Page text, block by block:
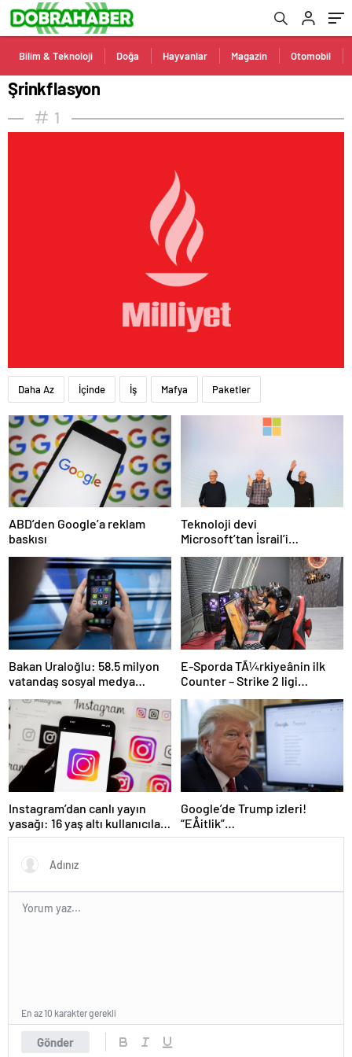
Bilim & Teknoloji Doğa Hayvanlar Magazin Otomobil
Şrinkflasyon
1
Daha Az İçinde İş Mafya Paketler
ABD’den Google’a reklam
baskısı
Teknoloji devi
Microsoft’tan İsrail’i
sevindirecek haber
Bakan Uraloğlu: 58.5 milyon
vatandaş sosyal medya
kullanıyor
E-Sporda TÃ¼rkiyeânin ilk
Counter – Strike 2 ligi
Instagram’dan canlı yayın
yasağı: 16 yaş altı kullanıcılar
için yeni kurallar açıklandı
Google’de Trump izleri!
“EÅitlik”
ilkesiÂ rafaÂ kaldÄ±rÄ±lÄ±yor,
Gönder
En az 10 karakter gerekli